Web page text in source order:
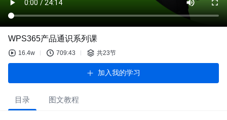
WPS365产品通识系列课
16.4w 709:43 共23节
加入我的学习
目录 图文教程